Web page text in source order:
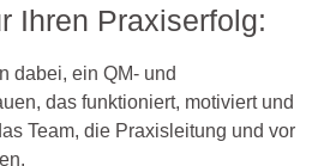
Ihren Praxiserfolg:
dabei, ein QM- und
das funktioniert, motiviert und
Team, die Praxisleitung und vor